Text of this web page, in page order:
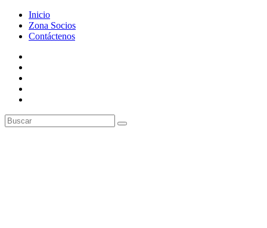
Inicio
Zona Socios
Contáctenos